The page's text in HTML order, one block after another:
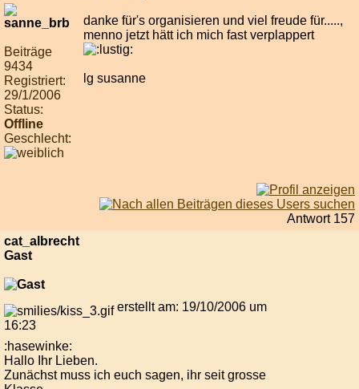
Beiträge
9434
Registriert:
29/1/2006
Status:
Offline
Geschlecht:
danke für's organisieren und viel freude für.....,
menno jetzt hätt ich mich fast verplappert
lg susanne
Antwort 157
cat_albrecht
Gast
erstellt am: 19/10/2006 um
16:23
:hasewinke:
Hallo Ihr Lieben.
Zunächst muss ich euch sagen, ihr seit grosse